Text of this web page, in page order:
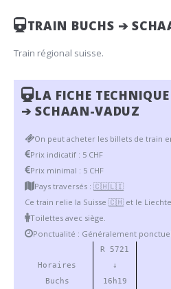
TRAIN BUCHS ➔
Train régional suisse.
LA FICHE
➔ SCHAAN-VADUZ
On peut acheter les billets de train
Prix indicatif : 5 CHF
Prix minimal : 5 CHF
Pays traversés :🇨🇭🇱🇮
Ce train relie la Suisse🇨🇭 et le
Toilettes avec siège.
Ponctualité : Généralement
R 5721
Horaires
↓
Buchs
16h19